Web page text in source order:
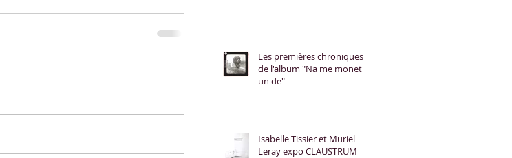
Les premières chroniques
de l'album "Na me monet
un de"
Isabelle Tissier et Muriel
Leray expo CLAUSTRUM